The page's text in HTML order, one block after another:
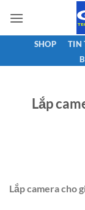
qua
nội
SHOP TIN
Lắp
Lắp camera cho